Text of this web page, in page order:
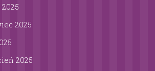
2025
2025
2025